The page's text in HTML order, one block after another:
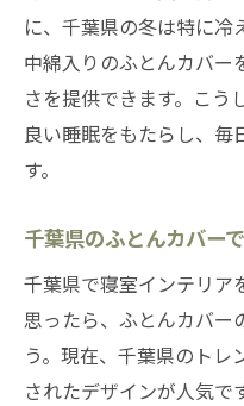
千葉県で推奨
果
ふとんカバー選び
ク
千葉県のふと
季節ごとに変
ーズ
千葉県でのふ
情報
に、千葉県の冬は特に冷
中綿入りのふとんカバー
さを提供できます。こう
良い睡眠をもたらし、毎
す。
千葉県のふとんカバー
千葉県で寝室インテリア
思ったら、ふとんカバー
う。現在、千葉県のト
されたデザインが人気で